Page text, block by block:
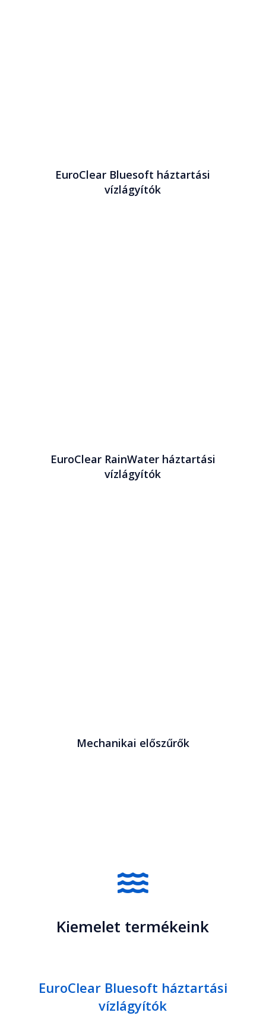
EuroClear Bluesoft háztartási
vízlágyítók
EuroClear RainWater háztartási
vízlágyítók
Mechanikai előszűrők

Kiemelet termékeink
EuroClear Bluesoft háztartási
vízlágyítók